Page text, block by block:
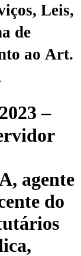
Leis,
de
ao Art.
–
agente
do